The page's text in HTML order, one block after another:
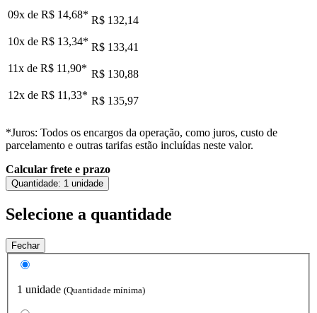
09x de R$ 14,68* R$ 132,14
10x de R$ 13,34* R$ 133,41
11x de R$ 11,90* R$ 130,88
12x de R$ 11,33* R$ 135,97
*Juros: Todos os encargos da operação, como juros, custo de
parcelamento e outras tarifas estão incluídas neste valor.
Calcular frete e prazo
Quantidade: 1 unidade
Selecione a quantidade
Fechar
1 unidade (Quantidade mínima)